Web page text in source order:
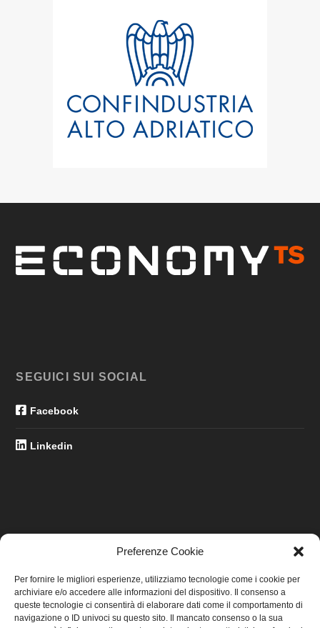
Preferenze Cookie
Per fornire le migliori esperienze, utilizziamo tecnologie come i cookie per
archiviare e/o accedere alle informazioni del dispositivo. Il consenso a
queste tecnologie ci consentirà di elaborare dati come il comportamento di
navigazione o ID univoci su questo sito. Il mancato consenso o la sua
SEGUICI SUI SOCIAL
Facebook
Linkedin
Home